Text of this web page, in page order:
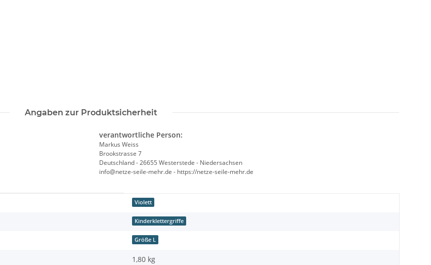
Angaben zur Produktsicherheit
verantwortliche Person:
Markus Weiss
Brookstrasse 7
Deutschland - 26655 Westerstede - Niedersachsen
info@netze-seile-mehr.de - https://netze-seile-mehr.de
Violett
Kinderklettergriffe
Größe L
1,80 kg